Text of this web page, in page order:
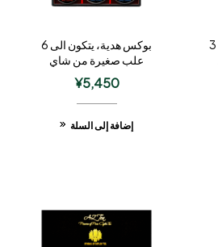
بوكس هدية ، يتكون الى 3
بوكس هدية، يتكون الى 6
علب صغيرة من شاي
الحمضيات
¥5,450
إضافة إلى السلة